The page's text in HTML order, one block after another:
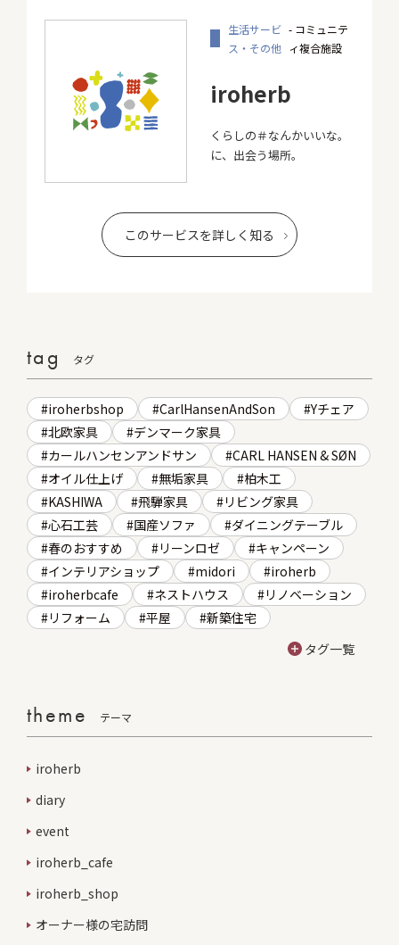
iroherb
生活サービ
ス・その他
- コミュニテ
ィ複合施設
くらしの＃なんかいいな。
に、出会う場所。
このサービスを詳しく知る
tag タグ
iroherbshop CarlHansenAndSon
Yチェア
北欧家具
デンマーク家具
カールハンセンアンドサン
CARL HANSEN & SØN
オイル仕上げ
無垢家具
柏木工
KASHIWA
飛騨家具
リビング家具
心石工芸
国産ソファ
ダイニングテーブル
春のおすすめ
リーンロゼ
キャンペーン
インテリアショップ
midori
iroherb
iroherbcafe
ネストハウス
リノベーション
リフォーム
平屋
新築住宅
タグ一覧
theme テーマ
iroherb
diary
event
iroherb_cafe
iroherb_shop
オーナー様の宅訪問